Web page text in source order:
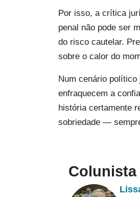
Por isso, a crítica
penal não pode ser
do risco cautelar.
sobre o calor do
Num cenário
enfraquecem a
história certamente
sobriedade —
Colunista